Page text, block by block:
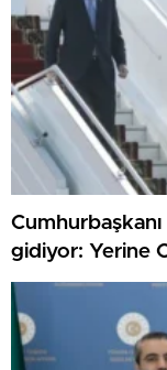
gidiyor: Yerine